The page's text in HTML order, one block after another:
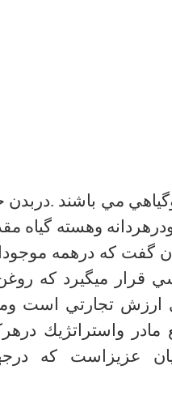
مي باشند .دربدن
وهسته گياه
گفت كه درهمه
قرار ميگيرد كه
ارزش تجارتي است
مادر واستراتژيك
عزيزاست كه